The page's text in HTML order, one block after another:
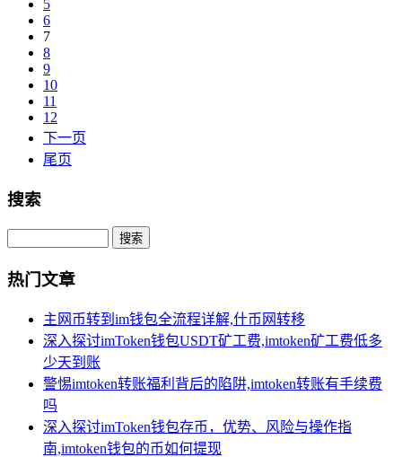
5
6
7
8
9
10
11
12
下一页
尾页
搜索
Search
热门文章
主网币转到im钱包全流程详解,什币网转移
深入探讨imToken钱包USDT矿工费,imtoken矿工费低多
少天到账
警惕imtoken转账福利背后的陷阱,imtoken转账有手续费
吗
深入探讨imToken钱包存币，优势、风险与操作指
南,imtoken钱包的币如何提现